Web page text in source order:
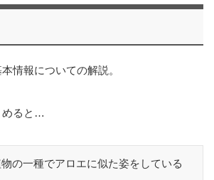
情報についての解説。
めると…
の一種でアロエに似た姿をしている